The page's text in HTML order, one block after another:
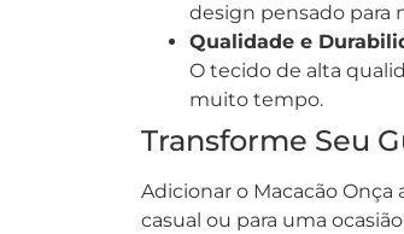
design pensado para
Qualidade e
O tecido de alta
muito tempo.
Transforme Seu
Adicionar o Macacão
casual ou para uma